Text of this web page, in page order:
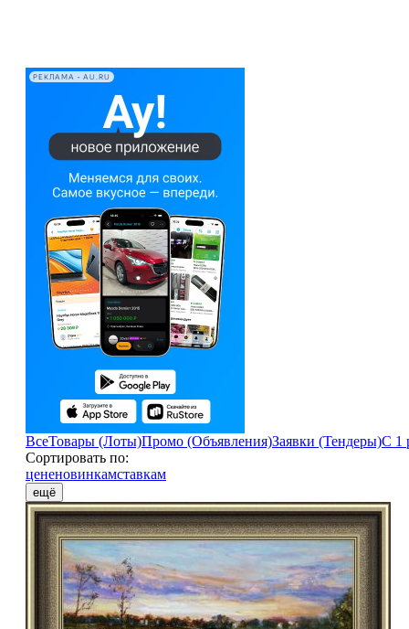
РЕКЛАМА • AU.RU
ВсеТовары (Лоты)Промо (Объявления)Заявки (Тендеры)С 1
Сортировать по:
цененовинкамставкам
ещё